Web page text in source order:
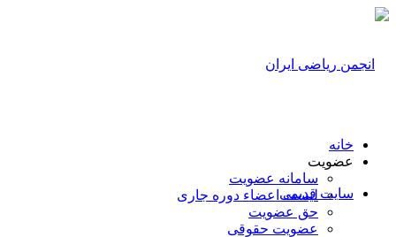
سایت قدیمی
خانه
عضویت
سامانه عضویت
لیست اعضاء دوره جاری
حق عضویت
عضویت حقوقی